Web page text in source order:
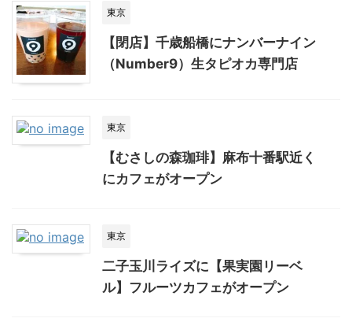
東京
【閉店】千歳船橋にナンバーナイン
（Number9）生タピオカ専門店
東京
【むさしの森珈琲】麻布十番駅近く
にカフェがオープン
東京
二子玉川ライズに【果実園リーベ
ル】フルーツカフェがオープン